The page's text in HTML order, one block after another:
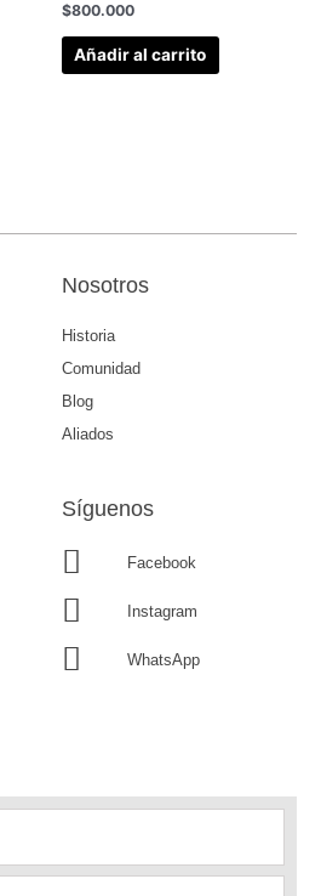
$800.000
Añadir al carrito
Nosotros
Historia
Comunidad
Blog
Aliados
Síguenos
Facebook
Instagram
WhatsApp